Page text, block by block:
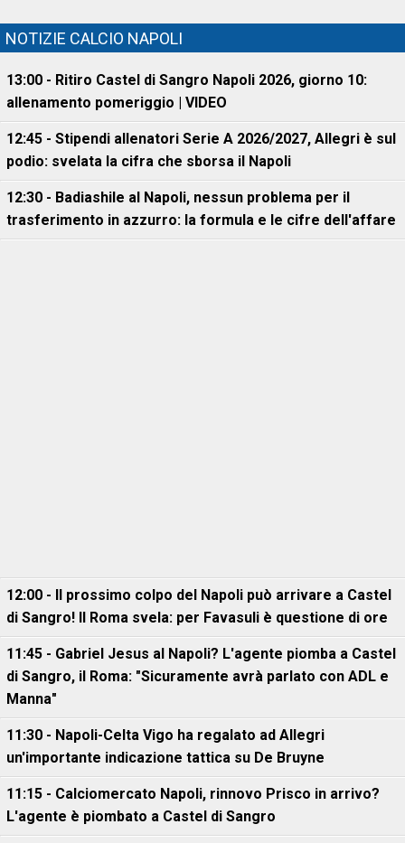
NOTIZIE CALCIO NAPOLI
13:00 - Ritiro Castel di Sangro Napoli 2026, giorno 10:
allenamento pomeriggio | VIDEO
12:45 - Stipendi allenatori Serie A 2026/2027, Allegri è sul
podio: svelata la cifra che sborsa il Napoli
12:30 - Badiashile al Napoli, nessun problema per il
trasferimento in azzurro: la formula e le cifre dell'affare
12:00 - Il prossimo colpo del Napoli può arrivare a Castel
di Sangro! Il Roma svela: per Favasuli è questione di ore
11:45 - Gabriel Jesus al Napoli? L'agente piomba a Castel
di Sangro, il Roma: "Sicuramente avrà parlato con ADL e
Manna"
11:30 - Napoli-Celta Vigo ha regalato ad Allegri
un'importante indicazione tattica su De Bruyne
11:15 - Calciomercato Napoli, rinnovo Prisco in arrivo?
L'agente è piombato a Castel di Sangro